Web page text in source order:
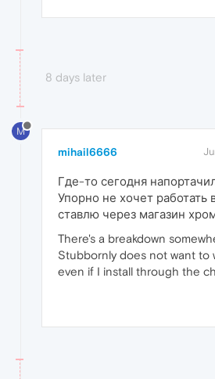
8 days later
M
mihail6666
Где-то сегодня
Упорно не хочет работать
ставлю через магазин
There's a breakdown
Stubbornly does not want to
even if I install through the